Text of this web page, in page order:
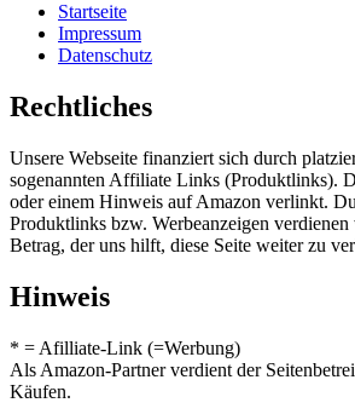
Startseite
Impressum
Datenschutz
Rechtliches
Unsere Webseite finanziert sich durch
sogenannten Affiliate Links (Produktlinks).
oder einem Hinweis auf Amazon verlinkt.
Produktlinks bzw. Werbeanzeigen
Betrag, der uns hilft, diese Seite weiter zu
Hinweis
* = Afilliate-Link (=Werbung)
Als Amazon-Partner verdient der
Käufen.